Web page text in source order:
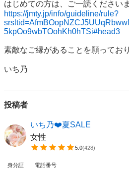
https://jmty.jp/info/guideline/rule?
5kpOo9wbTOohKh0hTSi#head3
素敵なご縁があることを願ってお
いち乃
投稿者
いち乃❤️夏SALE
女性
5.0(428)
身分証 電話番号